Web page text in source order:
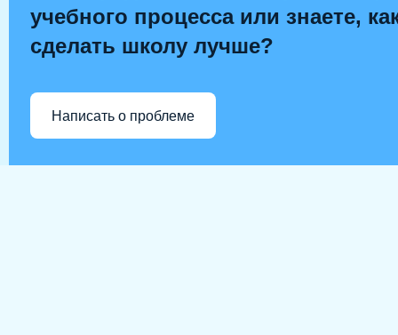
учебного процесса или знаете,
сделать школу лучше?
Написать о проблеме